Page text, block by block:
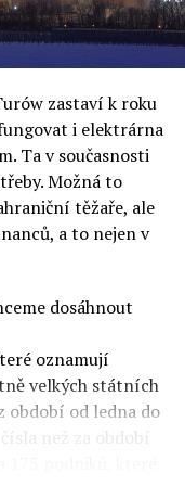
řekl Rafał
a ironicky
hřebčince
koní za 600
jako
prodalo za 2,5
partou
koní. Ve vidění
při prodeji koní o
vydávání víz
se nelegálně
to dokonce
která přišla
bylo
že víza byla
zastaví k roku
i elektrárna
Ta v současnosti
Možná to
těžaře, ale
a to nejen v
dosáhnout
oznamují
velkých státních
období od ledna do
než za období